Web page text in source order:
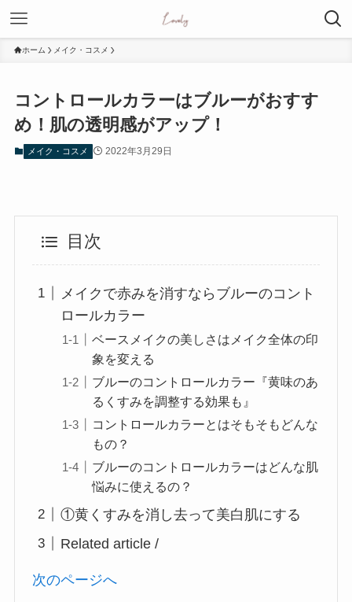
ホーム メイク・コスメ
コントロールカラーはブルーがおすす
め！肌の透明感がアップ！
メイク・コスメ 2022年3月29日
目次
メイクで赤みを消すならブルーのコント
ロールカラー
ベースメイクの美しさはメイク全体の印
象を変える
ブルーのコントロールカラー『黄味のあ
るくすみを調整する効果も』
コントロールカラーとはそもそもどんな
もの？
ブルーのコントロールカラーはどんな肌
悩みに使えるの？
①黄くすみを消し去って美白肌にする
Related article /
次のページへ